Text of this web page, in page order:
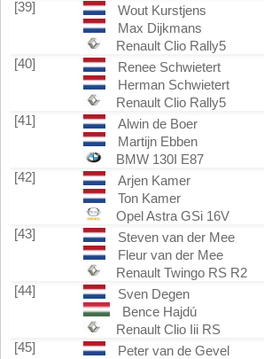
[39]
Wout Kurstjens
Max Dijkmans
Renault Clio Rally5
[40]
Renee Schwietert
Herman Schwietert
Renault Clio Rally5
[41]
Alwin de Boer
Martijn Ebben
BMW 130I E87
[42]
Arjen Kamer
Ton Kamer
Opel Astra GSi 16V
[43]
Steven van der Mee
Fleur van der Mee
Renault Twingo RS R2
[44]
Sven Degen
Bence Hajdú
Renault Clio Iii RS
[45]
Peter van de Gevel